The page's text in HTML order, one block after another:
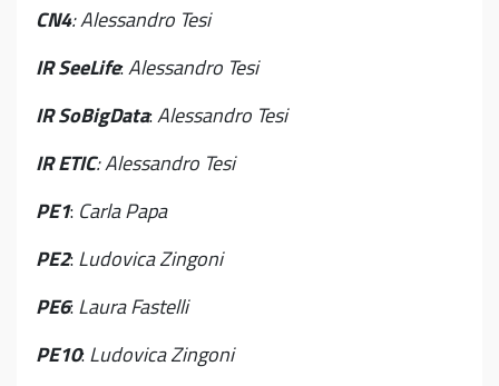
CN4:Alessandro Tesi
IRSeeLife:Alessandro Tesi
IR SoBigData:Alessandro Tesi
IR ETIC:Alessandro Tesi
PE1: Carla Papa
PE2:Ludovica Zingoni
PE6:Laura Fastelli
PE10:Ludovica Zingoni